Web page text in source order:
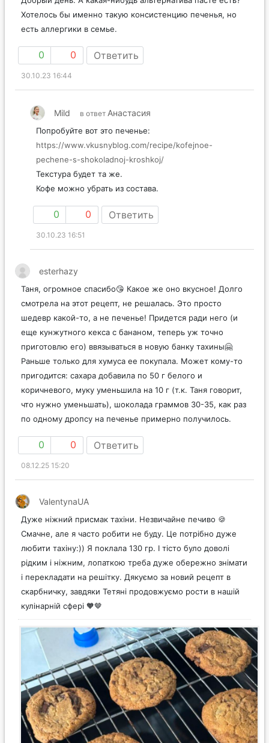
Хотелось бы именно такую консистенцию печенья, но
есть аллергики в семье.
0 0 Ответить
30.10.23 16:44
Mild в ответ Анастасия
Попробуйте вот это печенье:
https://www.vkusnyblog.com/recipe/kofejnoe-
pechene-s-shokoladnoj-kroshkoj/
Текстура будет та же.
Кофе можно убрать из состава.
0 0 Ответить
30.10.23 16:51
esterhazy
Таня, огромное спасибо😘 Какое же оно вкусное! Долго
смотрела на этот рецепт, не решалась. Это просто
шедевр какой-то, а не печенье! Придется ради него (и
еще кунжутного кекса с бананом, теперь уж точно
приготовлю его) ввязываться в новую банку тахины🤗
Раньше только для хумуса ее покупала. Может кому-то
пригодится: сахара добавила по 50 г белого и
коричневого, муку уменьшила на 10 г (т.к. Таня говорит,
что нужно уменьшать), шоколада граммов 30-35, как раз
по одному дропсу на печенье примерно получилось.
0 0 Ответить
08.12.25 15:20
ValentynaUA
Дуже ніжний присмак тахіни. Незвичайне печиво 🍪
Смачне, але я часто робити не буду. Це потрібно дуже
любити тахіну:)) Я поклала 130 гр. І тісто було доволі
рідким і ніжним, лопаткою треба дуже обережно знімати
і перекладати на решітку. Дякуємо за новий рецепт в
скарбничку, завдяки Тетяні продовжуємо рости в нашій
кулінарній сфері 🧡🤎